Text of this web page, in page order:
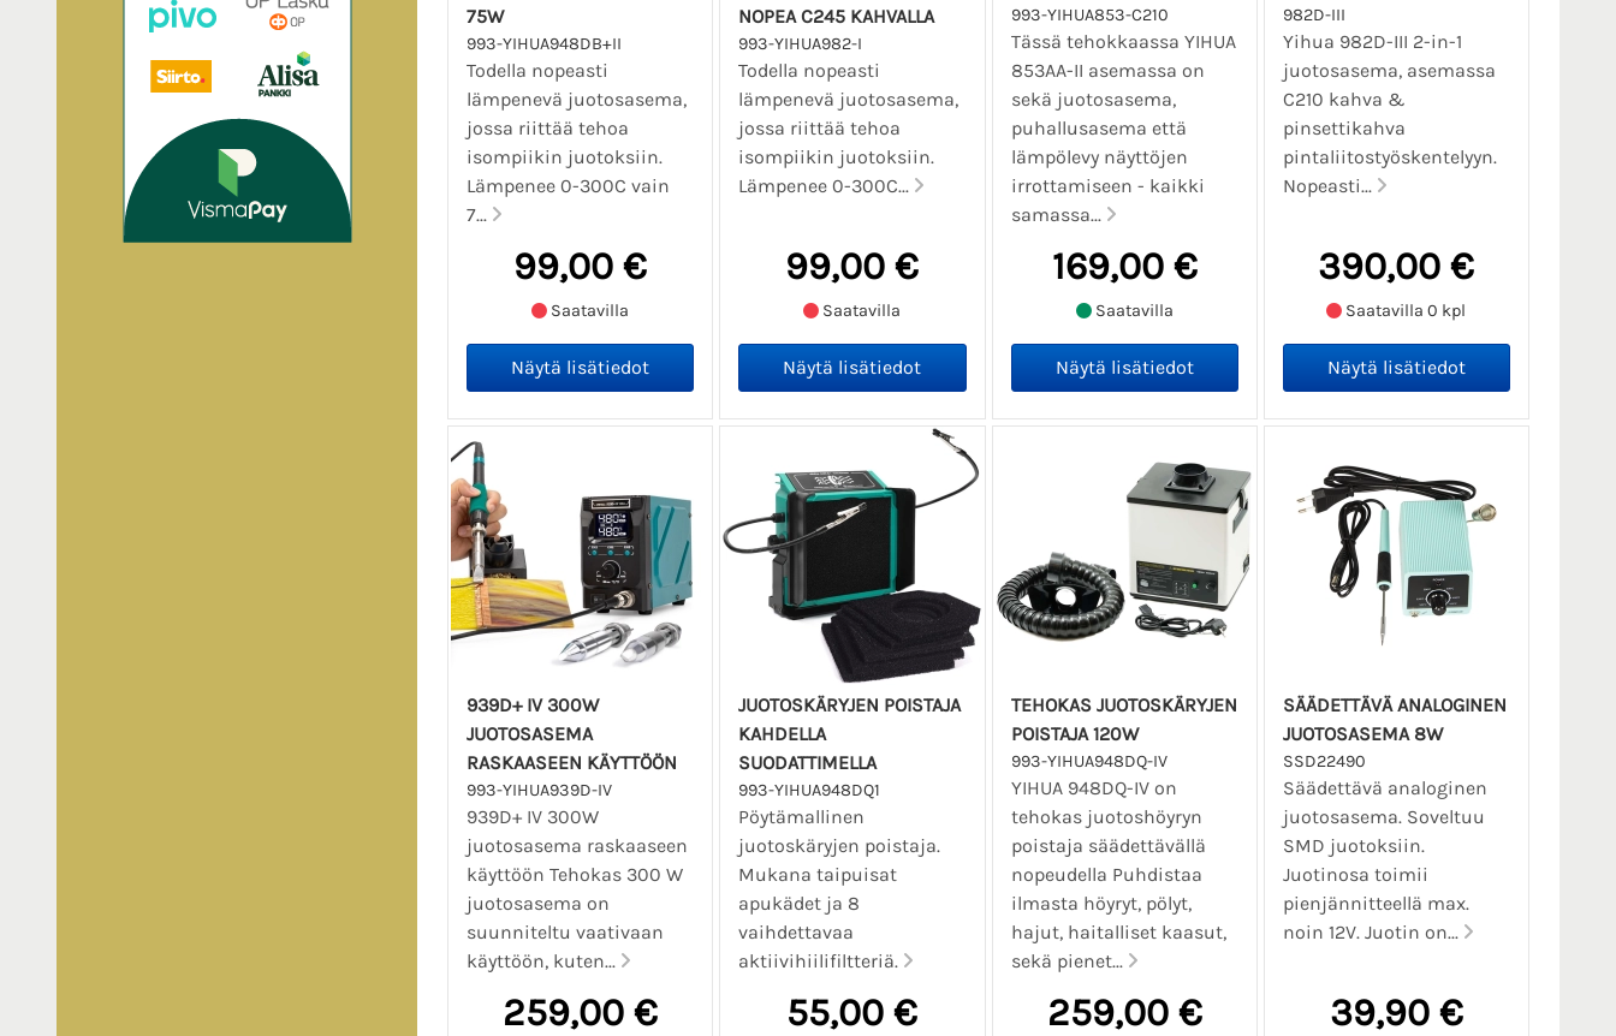
75W
993-YIHUA948DB+II
Todella nopeasti
lämpenevä juotosasema,
jossa riittää tehoa
isompiikin juotoksiin.
Lämpenee 0-300C vain
7...
99,00 €
Saatavilla
NOPEA C245 KAHVALLA
993-YIHUA982-I
Todella nopeasti
lämpenevä juotosasema,
jossa riittää tehoa
isompiikin juotoksiin.
Lämpenee 0-300C...
99,00 €
Saatavilla
993-YIHUA853-C210
Tässä tehokkaassa YIHUA
853AA-II asemassa on
sekä juotosasema,
puhallusasema että
lämpölevy näyttöjen
irrottamiseen - kaikki
samassa...
169,00 €
Saatavilla
982D-III
Yihua 982D-III 2-in-1
juotosasema, asemassa
C210 kahva &
pinsettikahva
pintaliitostyöskentelyyn.
Nopeasti...
390,00 €
Saatavilla 0 kpl
939D+ IV 300W
JUOTOSASEMA
RASKAASEEN KÄYTTÖÖN
993-YIHUA939D-IV
939D+ IV 300W
juotosasema raskaaseen
käyttöön Tehokas 300 W
juotosasema on
suunniteltu vaativaan
käyttöön, kuten...
259,00 €
JUOTOSKÄRYJEN POISTAJA
KAHDELLA
SUODATTIMELLA
993-YIHUA948DQ1
Pöytämallinen
juotoskäryjen poistaja.
Mukana taipuisat
apukädet ja 8
vaihdettavaa
aktiivihiilifiltteriä.
55,00 €
TEHOKAS JUOTOSKÄRYJEN
POISTAJA 120W
993-YIHUA948DQ-IV
YIHUA 948DQ-IV on
tehokas juotoshöyryn
poistaja säädettävällä
nopeudella Puhdistaa
ilmasta höyryt, pölyt,
hajut, haitalliset kaasut,
sekä pienet...
259,00 €
SÄÄDETTÄVÄ ANALOGINEN
JUOTOSASEMA 8W
SSD22490
Säädettävä analoginen
juotosasema. Soveltuu
SMD juotoksiin.
Juotinosa toimii
pienjännitteellä max.
noin 12V. Juotin on...
39,90 €